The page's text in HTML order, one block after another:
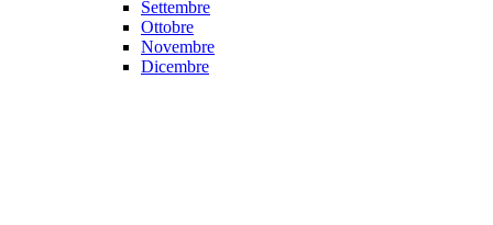
Settembre
Ottobre
Novembre
Dicembre